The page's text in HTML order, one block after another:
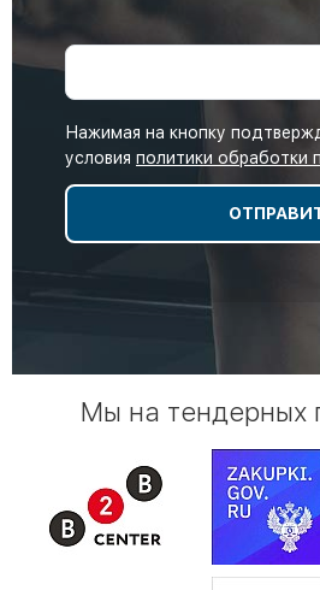
Нажимая на кнопку
условия политики обработки
Мы на тендерных